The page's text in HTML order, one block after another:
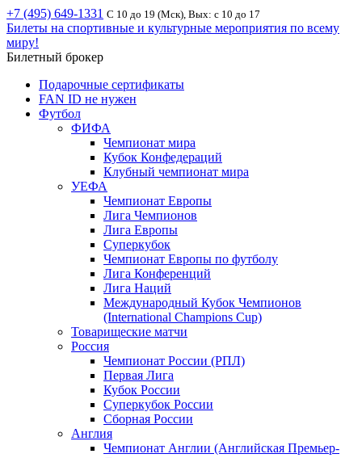
+7 (495) 649-1331 С 10 до 19 (Мск), Вых: с 10 до 17
Билеты на спортивные и культурные мероприятия по всему
миру!
Билетный брокер
Подарочные сертификаты
FAN ID не нужен
Футбол
ФИФА
Чемпионат мира
Кубок Конфедераций
Клубный чемпионат мира
УЕФА
Чемпионат Европы
Лига Чемпионов
Лига Европы
Суперкубок
Чемпионат Европы по футболу
Лига Конференций
Лига Наций
Международный Кубок Чемпионов
(International Champions Cup)
Товарищеские матчи
Россия
Чемпионат России (РПЛ)
Первая Лига
Кубок России
Суперкубок России
Сборная России
Англия
Чемпионат Англии (Английская Премьер-